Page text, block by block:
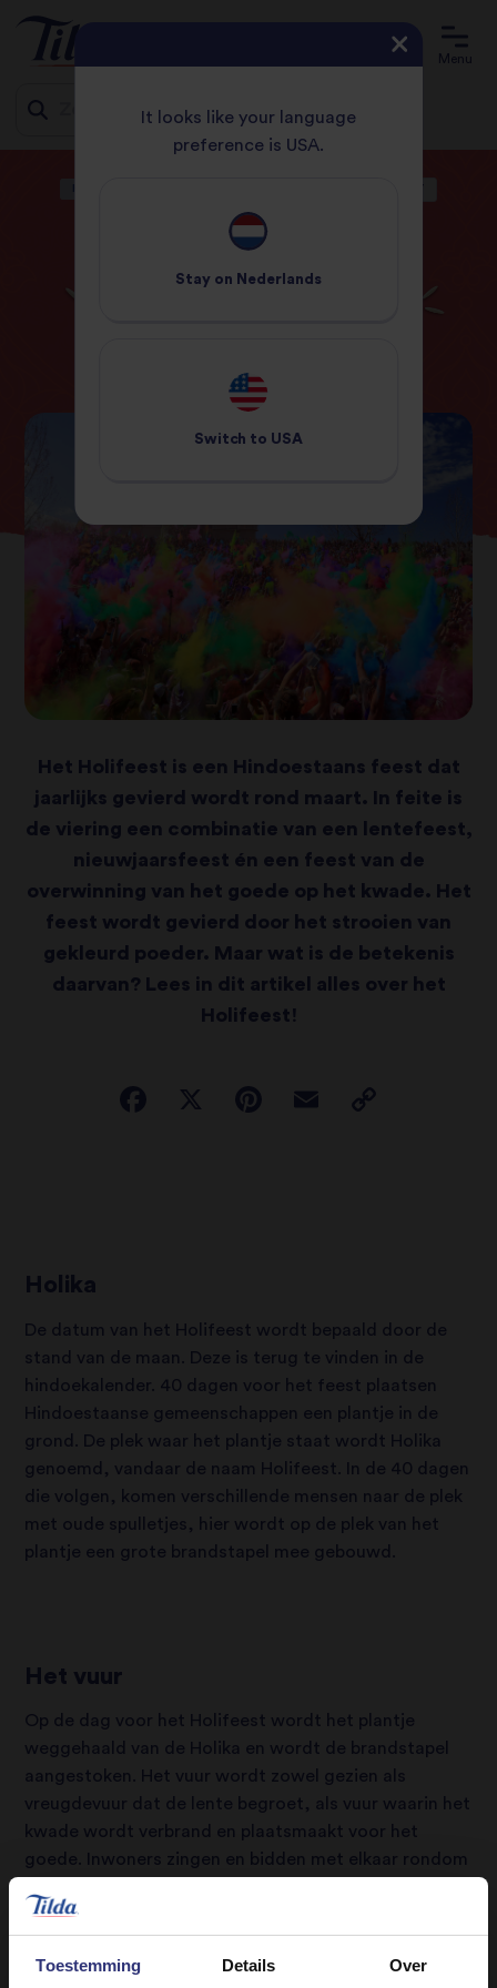
Toestemming Details Over
Menu
Het Holifeest is een Hindoestaans feest dat
jaarlijks gevierd wordt rond maart. In feite is
de viering een combinatie van een lentefeest,
nieuwjaarsfeest én een feest van de
overwinning van het goede op het kwade. Het
feest wordt gevierd door het strooien van
gekleurd poeder. Maar wat is de betekenis
daarvan? Lees in dit artikel alles over het
Holifeest!
Holika
De datum van het Holifeest wordt bepaald door de
stand van de maan. Deze is terug te vinden in de
hindoekalender. 40 dagen voor het feest plaatsen
Hindoestaanse gemeenschappen een plantje in de
grond. De plek waar het plantje staat wordt Holika
genoemd, vandaar de naam Holifeest. In de 40 dagen
die volgen, komen verschillende mensen naar de plek
met oude spulletjes, hier wordt op de plek van het
plantje een grote brandstapel mee gebouwd.
Het vuur
Op de dag voor het Holifeest wordt het plantje
weggehaald van de Holika en wordt de brandstapel
aangestoken. Het vuur wordt zowel gezien als
vreugdevuur dat de lente begroet, als vuur waarin het
kwade wordt verbrand en plaatsmaakt voor het
goede. Inwoners zingen en bidden met elkaar rondom
symboliseert het afstand doen van slechte daden en
It looks like your language
preference is USA.
Stay on Nederlands
Switch to USA